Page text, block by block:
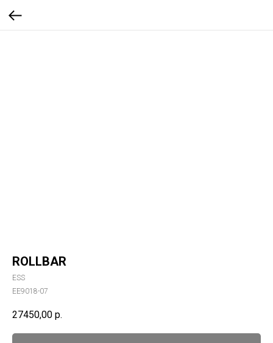
ROLLBAR
ESS
EE9018-07
27450,00 р.